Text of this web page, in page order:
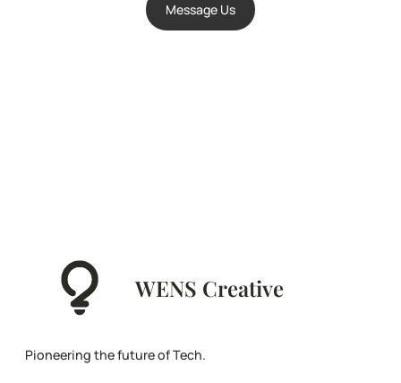
Message Us
WENS Creative
Pioneering the future of Tech.